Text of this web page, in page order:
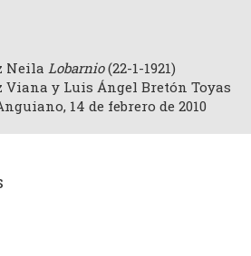
Neila Lobarnio(22-1-1921)
Viana y Luis Ángel Bretón Toyas
14 de febrero de 2010